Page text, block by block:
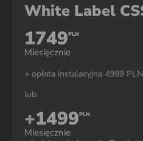
White Label
1749PLN
Miesięcznie
+ opłata instalacyjna 4999 PLN
lub
+1499PLN
Miesięcznie